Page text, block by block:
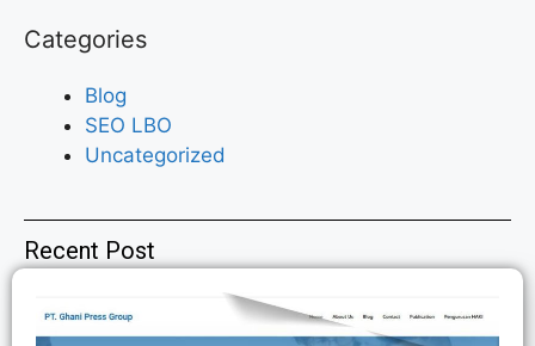
Categories
Blog
SEO LBO
Uncategorized
Recent Post